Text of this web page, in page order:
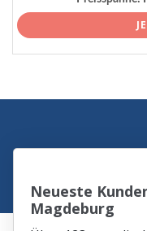
Neueste
Magdeburg